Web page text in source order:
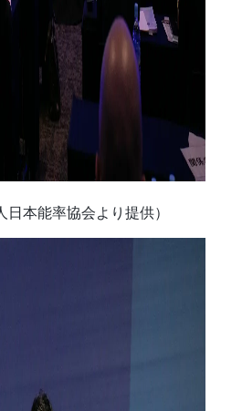
本能率協会より提供）